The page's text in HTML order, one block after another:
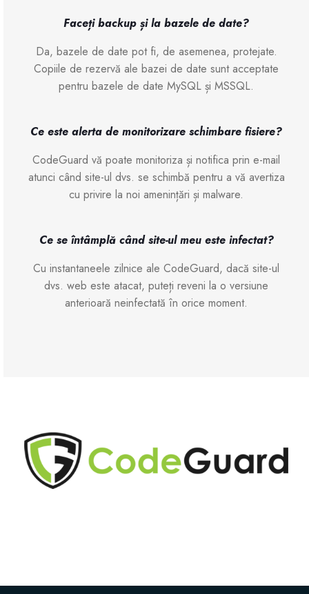
Faceți backup și la bazele de date?
Da, bazele de date pot fi, de asemenea, protejate.
Copiile de rezervă ale bazei de date sunt acceptate
pentru bazele de date MySQL și MSSQL.
Ce este alerta de monitorizare schimbare fisiere?
CodeGuard vă poate monitoriza și notifica prin e-mail
atunci când site-ul dvs. se schimbă pentru a vă avertiza
cu privire la noi amenințări și malware.
Ce se întâmplă când site-ul meu este infectat?
Cu instantaneele zilnice ale CodeGuard, dacă site-ul
dvs. web este atacat, puteți reveni la o versiune
anterioară neinfectată în orice moment.